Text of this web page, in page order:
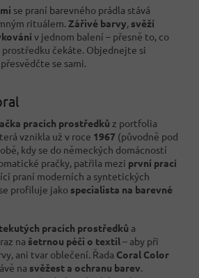
se praní barevného prádla stává
rituálem.Zářivé barvy, svěží
v jednom balení – přesně to, co
čekáte. Objednejte si
se sami.
pracích prostředků z portfolia
vznikla už v roce 1967 (původně pod
kdy se do německých domácností
pračky, patřila mezi první prací
praní moderních a syntetických
profiluje jako specialista na barevné
tekutých pracích prostředků a
na šetrnou péči o textil– aby při
ani tvar oblečení. Řada Coral Color
na svěžest a ochranu barev.